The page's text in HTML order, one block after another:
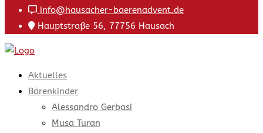
info@hausacher-baerenadvent.de
Hauptstraße 56, 77756 Hausach
Aktuelles
Bärenkinder
Alessandro Gerbasi
Musa Turan